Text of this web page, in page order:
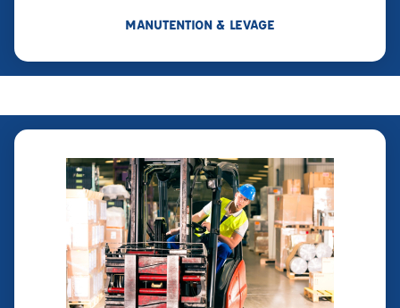
MANUTENTION & LEVAGE